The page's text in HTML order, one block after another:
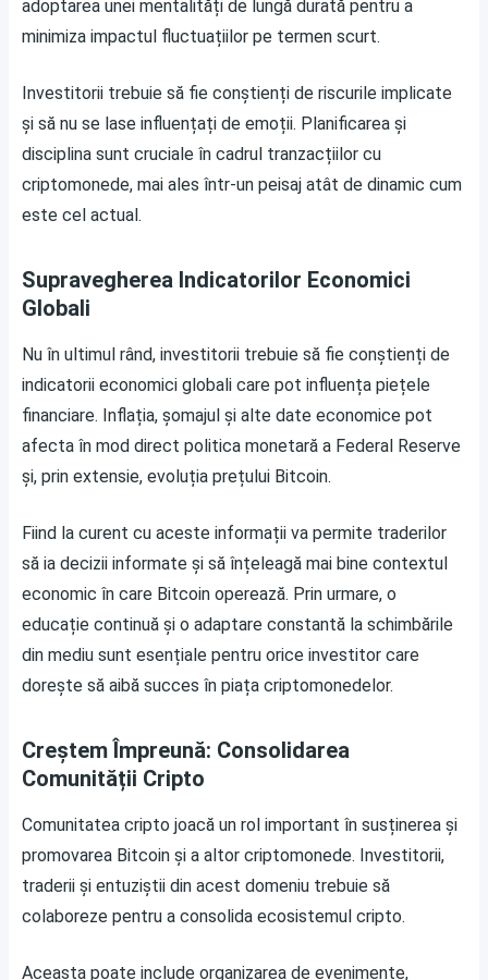
adoptarea unei mentalități de lungă durată pentru a
minimiza impactul fluctuațiilor pe termen scurt.
Investitorii trebuie să fie conștienți de riscurile implicate
și să nu se lase influențați de emoții. Planificarea și
disciplina sunt cruciale în cadrul tranzacțiilor cu
criptomonede, mai ales într-un peisaj atât de dinamic cum
este cel actual.
Supravegherea Indicatorilor Economici
Globali
Nu în ultimul rând, investitorii trebuie să fie conștienți de
indicatorii economici globali care pot influența piețele
financiare. Inflația, șomajul și alte date economice pot
afecta în mod direct politica monetară a Federal Reserve
și, prin extensie, evoluția prețului Bitcoin.
Fiind la curent cu aceste informații va permite traderilor
să ia decizii informate și să înțeleagă mai bine contextul
economic în care Bitcoin operează. Prin urmare, o
educație continuă și o adaptare constantă la schimbările
din mediu sunt esențiale pentru orice investitor care
dorește să aibă succes în piața criptomonedelor.
Creștem Împreună: Consolidarea
Comunității Cripto
Comunitatea cripto joacă un rol important în susținerea și
promovarea Bitcoin și a altor criptomonede. Investitorii,
traderii și entuziștii din acest domeniu trebuie să
colaboreze pentru a consolida ecosistemul cripto.
Aceasta poate include organizarea de evenimente,